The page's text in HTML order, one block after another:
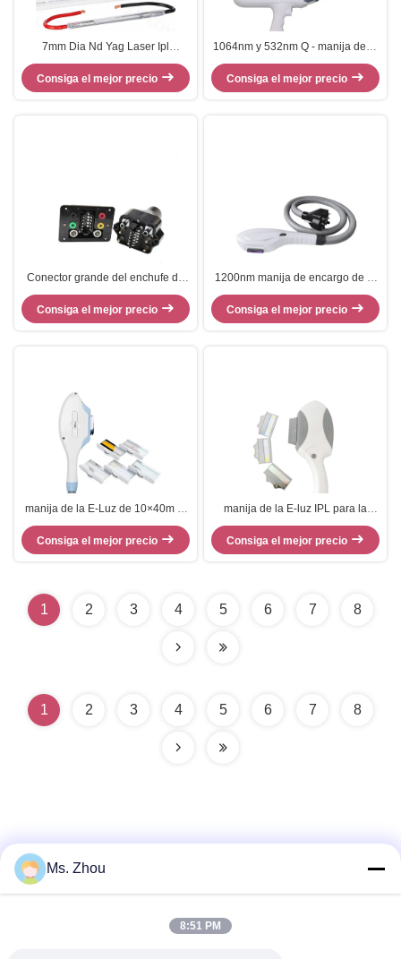
7mm Dia Nd Yag Laser Ipl
Lámpara de flash de xenón Traje
para Qswitch ND YAG manija de
láser
Consiga el mejor precio
1064nm y 532nm Q - manija de la
máquina del retiro del tatuaje del
laser del ND YAG del interruptor
Consiga el mejor precio
Conector grande del enchufe de
las máquinas de la belleza del
laser con diseño patentado
Consiga el mejor precio
1200nm manija de encargo de la
E-luz IPL para la manija del retiro
del pelo de Elight
Consiga el mejor precio
manija de la E-Luz de 10×40m m
para la manija del retiro del
pelo/del rejuvenecimiento de la
piel
Consiga el mejor precio
manija de la E-luz IPL para la
máquina del retiro del pelo
Consiga el mejor precio
1 2 3 4 5 6 7 8
1 2 3 4 5 6 7 8
Ms. Zhou
8:51 PM